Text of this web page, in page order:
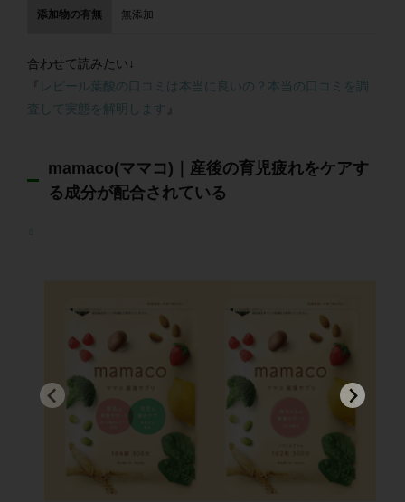
添加物の有無 無添加
合わせて読みたい↓
レピール葉酸の口コミは本当に良いの？本当の口コミを調
査して実態を解明します
mamaco(ママコ)｜産後の育児疲れをケアす
る成分が配合されている